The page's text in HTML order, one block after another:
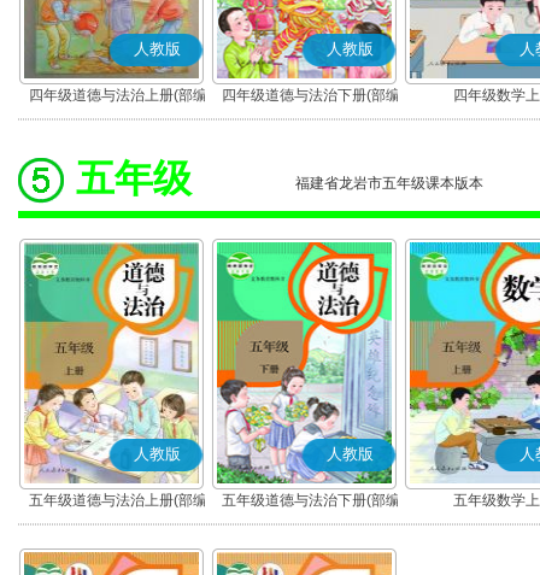
人教版
四年级道德与法治上册(部编
版)
人教版
四年级道德与法治下册(部编
版)
人
四年级数学
五年级 福建省龙岩市五年级课本版本
人教版
五年级道德与法治上册(部编
版)
人教版
五年级道德与法治下册(部编
版)
人
五年级数学